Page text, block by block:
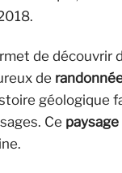
de
de
géologique
Ce